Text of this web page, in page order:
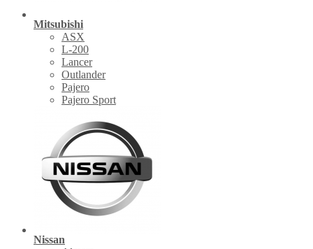
Mitsubishi
ASX
L-200
Lancer
Outlander
Pajero
Pajero Sport
Nissan